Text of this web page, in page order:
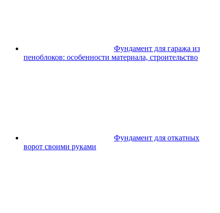
Фундамент для гаража из
пеноблоков: особенности материала, строительство
Фундамент для откатных
ворот своими руками